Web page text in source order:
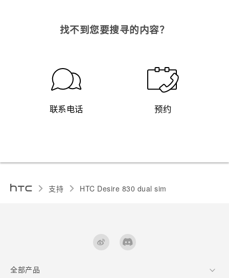
找不到您要搜寻的内容？
联系电话 预约
支持 HTC Desire 830 dual sim‎
全部产品